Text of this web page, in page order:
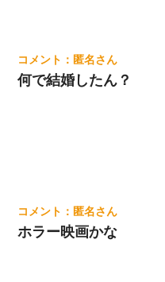
匿名
何で結婚したん？
匿名
ホラー映画かな